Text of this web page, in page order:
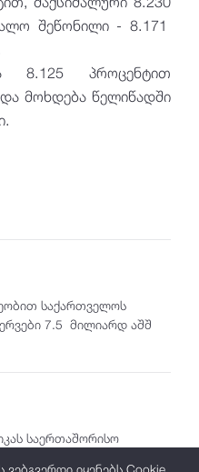
შეწონილი - 8.171
8.125 პროცენტით
მოხდება წელიწადში
საქართველოს
7.5 მილიარდ აშშ
საერთაშორისო
იყენებს Cookie